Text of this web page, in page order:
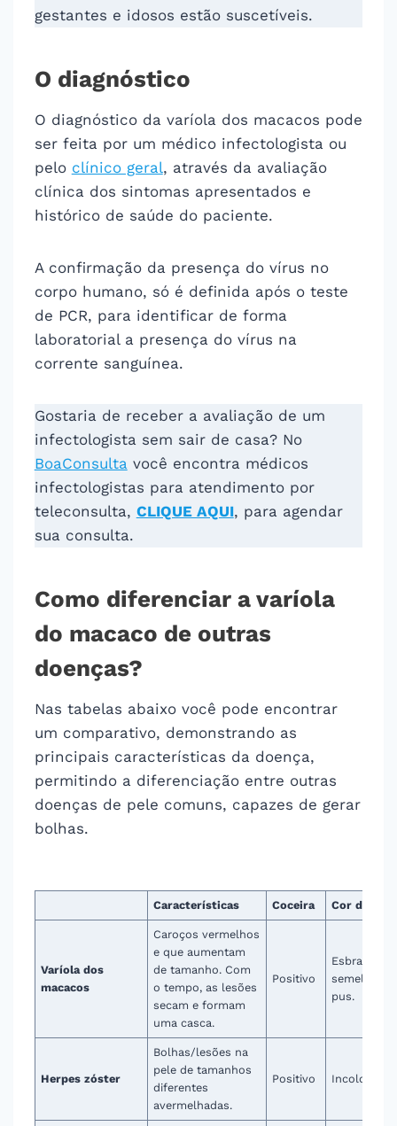
gestantes e idosos estão suscetíveis.
O diagnóstico
O diagnóstico da varíola dos macacos pode
ser feita por um médico infectologista ou
pelo clínico geral, através da avaliação
clínica dos sintomas apresentados e
histórico de saúde do paciente.
A confirmação da presença do vírus no
corpo humano, só é definida após o teste
de PCR, para identificar de forma
laboratorial a presença do vírus na
corrente sanguínea.
Gostaria de receber a avaliação de um
infectologista sem sair de casa? No
BoaConsulta você encontra médicos
infectologistas para atendimento por
teleconsulta, CLIQUE AQUI, para agendar
sua consulta.
Como diferenciar a varíola
do macaco de outras
doenças?
Nas tabelas abaixo você pode encontrar
um comparativo, demonstrando as
principais características da doença,
permitindo a diferenciação entre outras
doenças de pele comuns, capazes de gerar
bolhas.
Características Coceira Cor do
Varíola dos
macacos
Caroços vermelhos
e que aumentam
de tamanho. Com
o tempo, as lesões
secam e formam
uma casca.
Positivo
semelhante
pus.
Herpes zóster
Bolhas/lesões na
pele de tamanhos
diferentes
avermelhadas.
Positivo Incolor